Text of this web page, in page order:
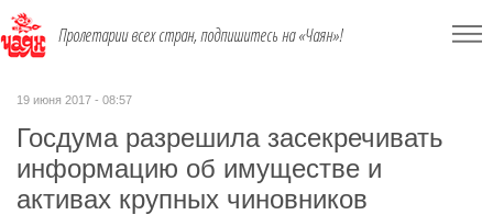
Пролетарии всех стран, подпишитесь на «Чаян»!
19 июня 2017 - 08:57
Госдума разрешила засекречивать
информацию об имуществе и
активах крупных чиновников